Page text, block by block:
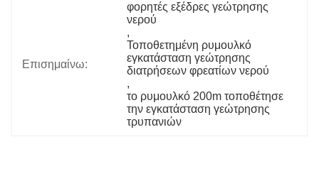
Επισημαίνω:
φορητές εξέδρες γεώτρησης
νερού
,
Τοποθετημένη ρυμουλκό
εγκατάσταση γεώτρησης
διατρήσεων φρεατίων νερού
,
το ρυμουλκό 200m τοποθέτησε
την εγκατάσταση γεώτρησης
τρυπανιών